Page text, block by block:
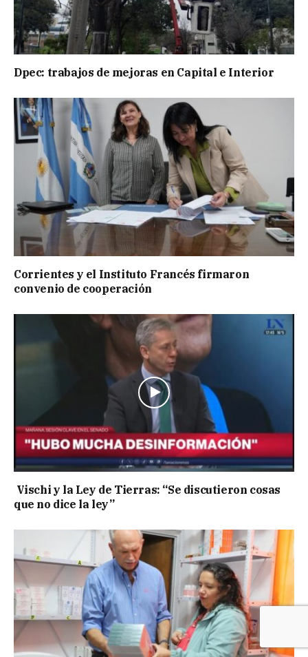
Dpec: trabajos de mejoras en Capital e Interior
Corrientes y el Instituto Francés firmaron
convenio de cooperación
Vischi y la Ley de Tierras: “Se discutieron cosas
que no dice la ley”